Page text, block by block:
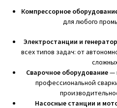
Компрессорное
для любого
Электростанции и
всех типов задач: от
Сварочное оборудование—
профессиональной
Насосные станции и